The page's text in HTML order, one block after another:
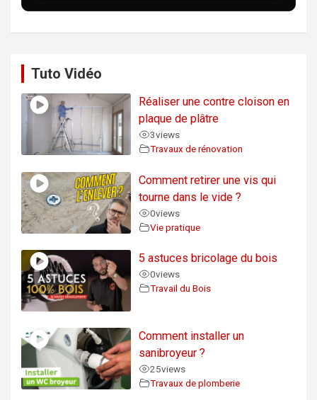
Tuto Vidéo
Réaliser une contre cloison en
plaque de plâtre
3views
Travaux de rénovation
Comment retirer une vis qui
tourne dans le vide ?
0views
Vie pratique
5 astuces bricolage du bois
0views
Travail du Bois
Comment installer un
sanibroyeur ?
25views
Travaux de plomberie